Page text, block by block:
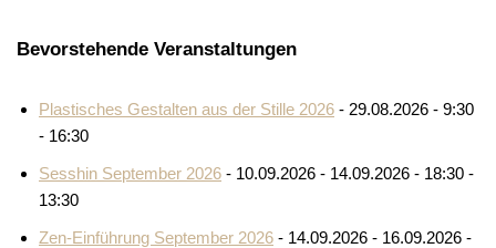
Bevorstehende Veranstaltungen
Plastisches Gestalten aus der Stille 2026 - 29.08.2026 - 9:30
- 16:30
Sesshin September 2026 - 10.09.2026 - 14.09.2026 - 18:30 -
13:30
Zen-Einführung September 2026 - 14.09.2026 - 16.09.2026 -